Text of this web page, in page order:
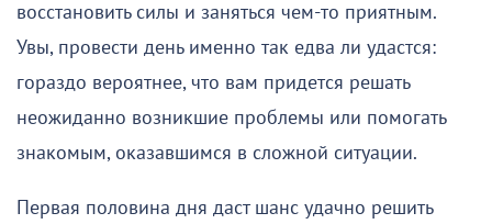
восстановить силы и заняться чем-то приятным.
Увы, провести день именно так едва ли удастся:
гораздо вероятнее, что вам придется решать
неожиданно возникшие проблемы или помогать
знакомым, оказавшимся в сложной ситуации.
Первая половина дня даст шанс удачно решить